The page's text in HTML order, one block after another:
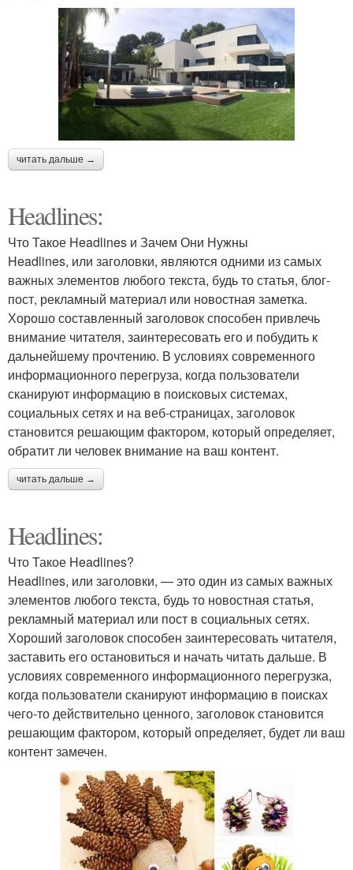
читать дальше →
Headlines:
Что Такое Headlines и Зачем Они Нужны
Headlines, или заголовки, являются одними из самых
важных элементов любого текста, будь то статья, блог-
пост, рекламный материал или новостная заметка.
Хорошо составленный заголовок способен привлечь
внимание читателя, заинтересовать его и побудить к
дальнейшему прочтению. В условиях современного
информационного перегруза, когда пользователи
сканируют информацию в поисковых системах,
социальных сетях и на веб-страницах, заголовок
становится решающим фактором, который определяет,
обратит ли человек внимание на ваш контент.
читать дальше →
Headlines:
Что Такое Headlines?
Headlines, или заголовки, — это один из самых важных
элементов любого текста, будь то новостная статья,
рекламный материал или пост в социальных сетях.
Хороший заголовок способен заинтересовать читателя,
заставить его остановиться и начать читать дальше. В
условиях современного информационного перегрузка,
когда пользователи сканируют информацию в поисках
чего-то действительно ценного, заголовок становится
решающим фактором, который определяет, будет ли ваш
контент замечен.